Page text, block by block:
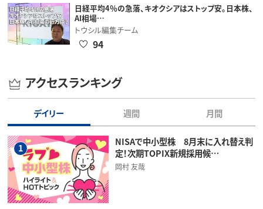
日経平均4％の急落、キオクシアはストップ安。日本株、
AI相場…
トウシル編集チーム
94
アクセスランキング
デイリー 週間 月間
1
NISAで中小型株 8月末に入れ替え判
定！次期TOPIX新規採用候…
岡村 友哉